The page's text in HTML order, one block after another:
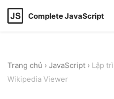
Complete JavaScript
Trang chủ › JavaScript › Lập
Wikipedia Viewer